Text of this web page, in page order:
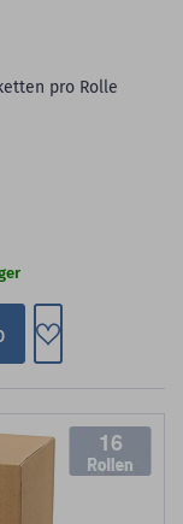
pro Rolle
Zum
16